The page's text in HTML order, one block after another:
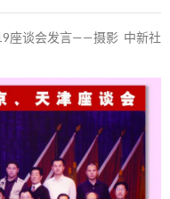
座谈会发言——摄影 中新社